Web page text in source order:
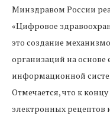
Минздравом России
«Цифровое
это создание
организаций на основе
информационной
Отмечается, что к
электронных рецептов